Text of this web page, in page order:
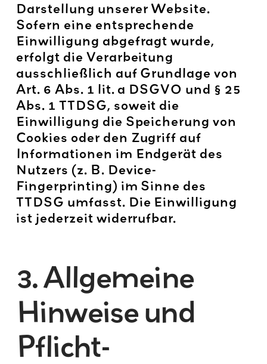
Darstellung unserer Website.
Sofern eine entsprechende
Einwilligung abgefragt wurde,
erfolgt die Verarbeitung
ausschließlich auf Grundlage von
Art. 6 Abs. 1 lit. a DSGVO und § 25
Abs. 1 TTDSG, soweit die
Einwilligung die Speicherung von
Cookies oder den Zugriff auf
Informationen im Endgerät des
Nutzers (z. B. Device-
Fingerprinting) im Sinne des
TTDSG umfasst. Die Einwilligung
ist jederzeit widerrufbar.
3. Allgemeine
Hinweise und
Pflicht­